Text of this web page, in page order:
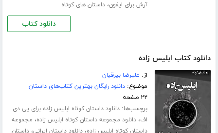
آرش برای ایفون،داستان های کوتاه
دانلود کتاب
دانلود کتاب ابلیس زاده
از: علیرضا بیرقیان
موضوع:دانلود رایگان بهترین کتاب‌های داستان
۲۲ صفحه
برچسب‌ها:دانلود داستان کوتاه ابلیس زاده برای پی دی
اف،دانلود مجموعه داستان کوتاه ابلیس زاده، مجموعه
داستان کوتاه ابلیس زاده،دانلود داستان ایرانی،داستان